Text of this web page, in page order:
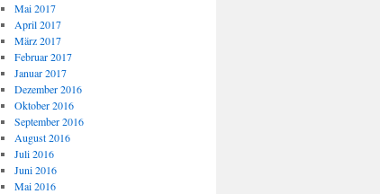
Mai 2017
April 2017
März 2017
Februar 2017
Januar 2017
Dezember 2016
Oktober 2016
September 2016
August 2016
Juli 2016
Juni 2016
Mai 2016